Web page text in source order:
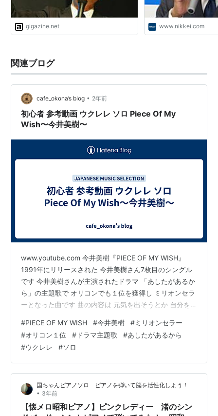
「ハイスクールララバイ」
単行本
世界の中心で、愛をさけぶ
白夜行
いま、会いにゆきます
バカの壁
蹴りたい背中
十三歳のハローワーク
さおだけ屋はなぜ潰れないのか？
DVD/ビデオ
ゲーム
その他
参考URL
音楽
年度別ミリオンセラー一覧 （日本レコード協会）
gigazine.net www.nikkei.com
関連ブログ
cafe_okona’s blog • 2年前
初心者 参考動画 ウクレレ ソロ Piece Of My
Wish〜今井美樹〜
www.youtube.com 今井美樹『PIECE OF MY WISH』
1991年にリリースされた 今井美樹さん7枚目のシングル
です 今井美樹さんが主演されたドラマ 「あしたがあるか
ら」の主題歌で オリコンでも１位を獲得し ミリオンセラ
ーとなった曲です 曲の内容は 元気を出そうとか 自分を
です 1分動画なので イントロが半分くらいありますが こ
の曲の中では イントロの部分が 1番難しいかもしれませ
ん😅 サビまで入ってませんが サビも素敵です♡
#PIECE OF MY WISH #今井美樹 #ミリオンセラー
#オリコン１位 # ドラマ主題歌 #あしたがあるから
#ウクレレ #ソロ
国ちゃんピアノソロ ピアノを弾いて脳を活性化しよう！
• 3年前
【懐メロ昭和ピアノ】ピンクレディー 渚のシン